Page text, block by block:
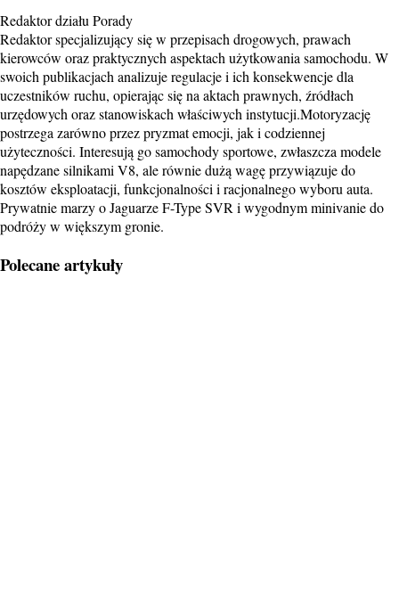
Redaktor działu Porady
Redaktor specjalizujący się w przepisach drogowych, prawach
kierowców oraz praktycznych aspektach użytkowania samochodu. W
swoich publikacjach analizuje regulacje i ich konsekwencje dla
uczestników ruchu, opierając się na aktach prawnych, źródłach
urzędowych oraz stanowiskach właściwych instytucji.Motoryzację
postrzega zarówno przez pryzmat emocji, jak i codziennej
użyteczności. Interesują go samochody sportowe, zwłaszcza modele
napędzane silnikami V8, ale równie dużą wagę przywiązuje do
kosztów eksploatacji, funkcjonalności i racjonalnego wyboru auta.
Prywatnie marzy o Jaguarze F-Type SVR i wygodnym minivanie do
podróży w większym gronie.
Polecane artykuły